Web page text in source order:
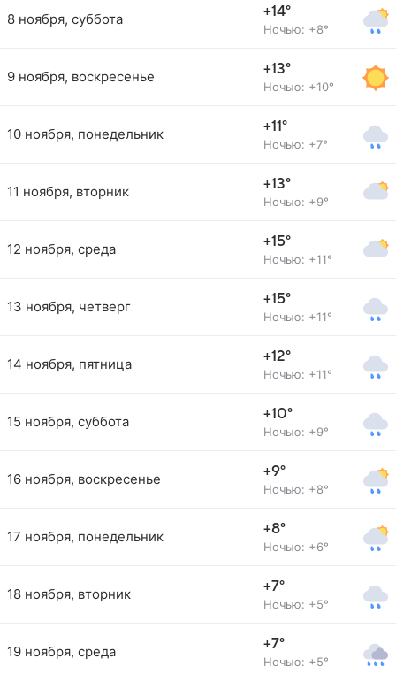
8 ноября, суббота +14°
Ночью: +8°
9 ноября, воскресенье +13°
Ночью: +10°
10 ноября, понедельник +11°
Ночью: +7°
11 ноября, вторник +13°
Ночью: +9°
12 ноября, среда +15°
Ночью: +11°
13 ноября, четверг +15°
Ночью: +11°
14 ноября, пятница +12°
Ночью: +11°
15 ноября, суббота +10°
Ночью: +9°
16 ноября, воскресенье +9°
Ночью: +8°
17 ноября, понедельник +8°
Ночью: +6°
18 ноября, вторник +7°
Ночью: +5°
19 ноября, среда +7°
Ночью: +5°